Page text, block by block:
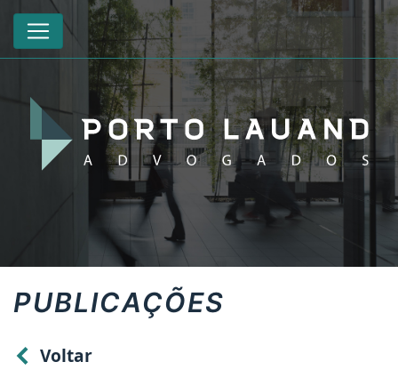
PUBLICAÇÕES
Voltar